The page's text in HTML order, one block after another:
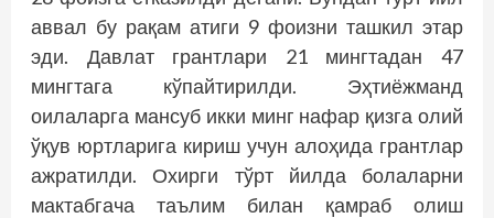
аввал бу рақам атиги 9 фоизни ташкил этар
эди. Давлат грантлари 21 мингтадан 47
мингтага кўпайтирилди. Эҳтиёжманд
оилаларга мансуб икки минг нафар қизга олий
ўқув юртларига кириш учун алоҳида грантлар
ажратилди. Охирги тўрт йилда болаларни
мактабгача таълим билан қамраб олиш